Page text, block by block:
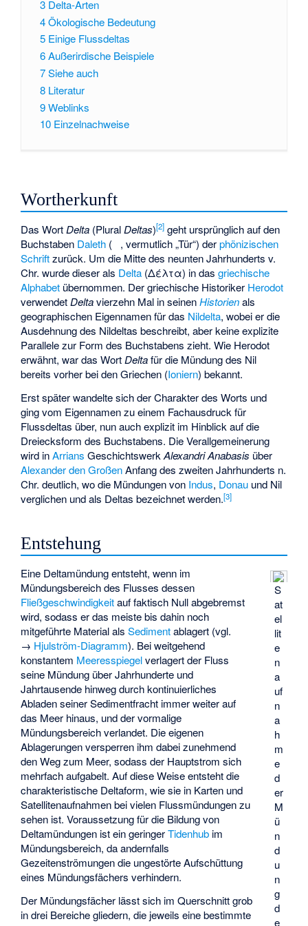
3 Delta-Arten
4Ökologische Bedeutung
5 Einige Flussdeltas
6Außerirdische Beispiele
7Siehe auch
8 Literatur
9Weblinks
10 Einzelnachweise
Wortherkunft
Das WortDelta (PluralDeltas)[2] geht ursprünglich auf den
Buchstaben Daleth ( , vermutlich „Tür“) derphönizischen
Schriftzurück. Um die Mitte des neunten Jahrhunderts v.
Chr. wurde dieser als Delta (Δέλτα) in dasgriechische
Alphabet übernommen. Der griechische Historiker Herodot
verwendetDeltavierzehn Mal in seinenHistorienals
geographischen Eigennamen für das Nildelta, wobei er die
Ausdehnung des Nildeltas beschreibt, aber keine explizite
Parallele zur Form des Buchstabens zieht. Wie Herodot
erwähnt, war das WortDeltafür die Mündung des Nil
bereits vorher bei den Griechen (Ioniern) bekannt.
Erst später wandelte sich der Charakter des Worts und
ging vom Eigennamen zu einem Fachausdruck für
Flussdeltas über, nun auch explizit im Hinblick auf die
Dreiecksform des Buchstabens. Die Verallgemeinerung
wird inArrians GeschichtswerkAlexandri Anabasis über
Alexander den GroßenAnfang des zweiten Jahrhunderts n.
Chr. deutlich, wo die Mündungen von Indus, Donau und Nil
verglichen und als Deltas bezeichnet werden.[3]
Entstehung
S
at
el
lit
e
n
a
uf
n
a
h
m
e
d
er
M
ü
n
d
u
n
g
d
e
Eine Deltamündung entsteht, wenn im
Mündungsbereich des Flusses dessen
Fließgeschwindigkeitauf faktisch Null abgebremst
wird, sodass er das meiste bis dahin noch
mitgeführte Material alsSedimentablagert (vgl.
→ Hjulström-Diagramm). Bei weitgehend
konstantem Meeresspiegelverlagert der Fluss
seine Mündung über Jahrhunderte und
Jahrtausende hinweg durch kontinuierliches
Abladen seiner Sedimentfracht immer weiter auf
das Meer hinaus, und der vormalige
Mündungsbereichverlandet. Die eigenen
Ablagerungen versperren ihm dabei zunehmend
den Weg zum Meer, sodass der Hauptstrom sich
mehrfach aufgabelt. Auf diese Weise entsteht die
charakteristische Deltaform, wie sie in Karten und
Satellitenaufnahmen bei vielen Flussmündungen zu
sehen ist. Voraussetzung für die Bildung von
Deltamündungen ist ein geringerTidenhub im
Mündungsbereich, da andernfalls
Gezeitenströmungen die ungestörte Aufschüttung
eines Mündungsfächers verhindern.
Der Mündungsfächer lässt sich im Querschnitt grob
in drei Bereiche gliedern, die jeweils eine bestimmte